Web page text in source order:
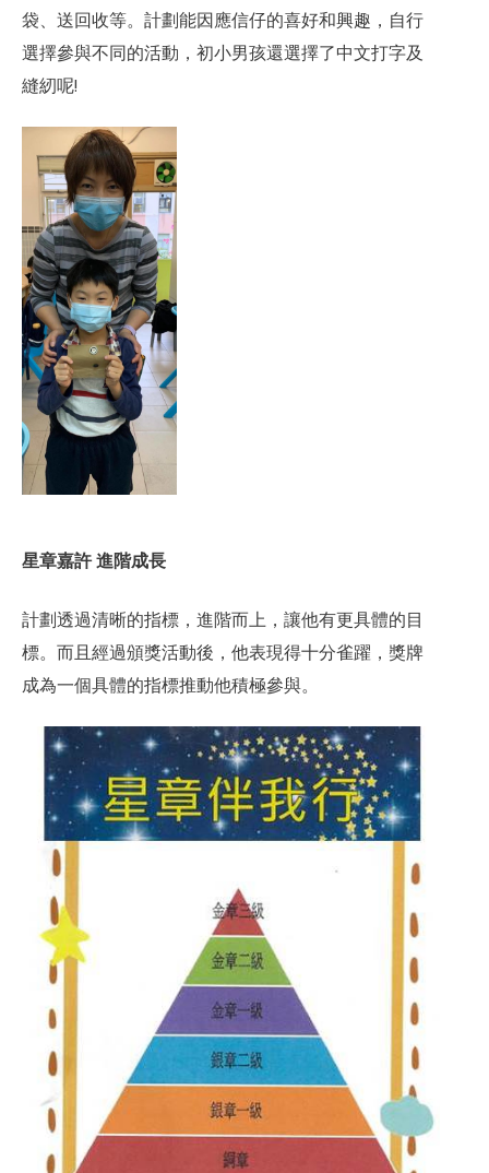
袋、送回收等。計劃能因應信仔的喜好和興趣，自行
選擇參與不同的活動，初小男孩還選擇了中文打字及
縫紉呢!
星章嘉許進階成長
計劃透過清晰的指標，進階而上，讓他有更具體的目
標。而且經過頒獎活動後，他表現得十分雀躍，獎牌
成為一個具體的指標推動他積極參與。